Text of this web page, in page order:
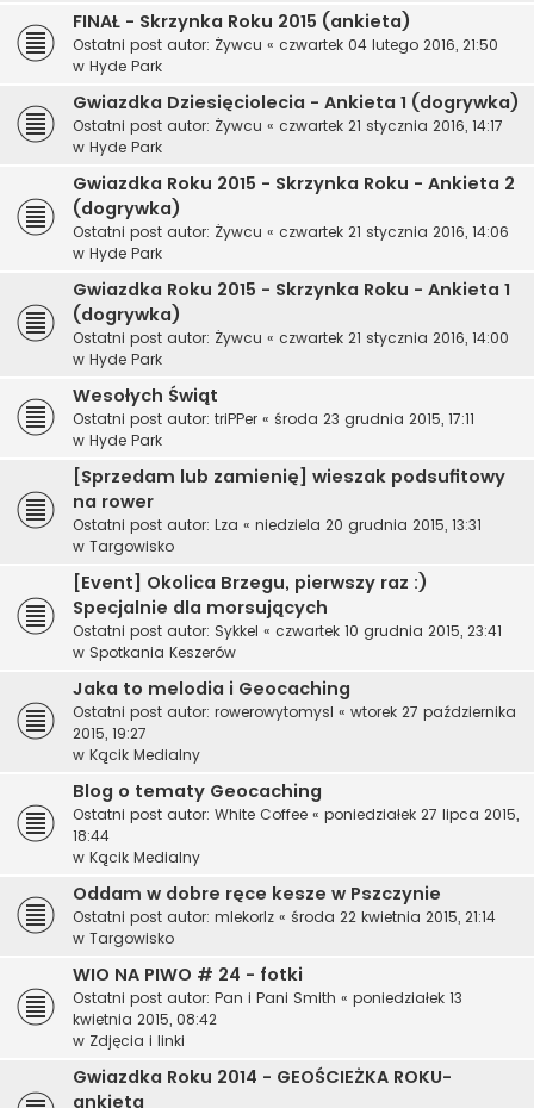
FINAŁ - Skrzynka Roku 2015 (ankieta)
Ostatni post autor: Żywcu « czwartek 04 lutego 2016, 21:50
w Hyde Park
Gwiazdka Dziesięciolecia - Ankieta 1 (dogrywka)
Ostatni post autor: Żywcu « czwartek 21 stycznia 2016, 14:17
w Hyde Park
Gwiazdka Roku 2015 - Skrzynka Roku - Ankieta 2
(dogrywka)
Ostatni post autor: Żywcu « czwartek 21 stycznia 2016, 14:06
w Hyde Park
Gwiazdka Roku 2015 - Skrzynka Roku - Ankieta 1
(dogrywka)
Ostatni post autor: Żywcu « czwartek 21 stycznia 2016, 14:00
w Hyde Park
Wesołych Świąt
Ostatni post autor: triPPer « środa 23 grudnia 2015, 17:11
w Hyde Park
[Sprzedam lub zamienię] wieszak podsufitowy
na rower
Ostatni post autor: Lza « niedziela 20 grudnia 2015, 13:31
w Targowisko
[Event] Okolica Brzegu, pierwszy raz :)
Specjalnie dla morsujących
Ostatni post autor: Sykkel « czwartek 10 grudnia 2015, 23:41
w Spotkania Keszerów
Jaka to melodia i Geocaching
Ostatni post autor: rowerowytomysl « wtorek 27 października
2015, 19:27
w Kącik Medialny
Blog o tematy Geocaching
Ostatni post autor: White Coffee « poniedziałek 27 lipca 2015,
18:44
w Kącik Medialny
Oddam w dobre ręce kesze w Pszczynie
Ostatni post autor: mlekorlz « środa 22 kwietnia 2015, 21:14
w Targowisko
WIO NA PIWO # 24 - fotki
Ostatni post autor: Pan i Pani Smith « poniedziałek 13
kwietnia 2015, 08:42
w Zdjęcia i linki
Gwiazdka Roku 2014 - GEOŚCIEŻKA ROKU-
ankieta